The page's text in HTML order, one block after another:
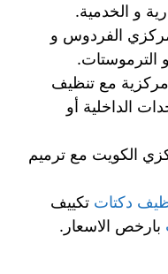
و الخدمية.
الفردوس و
الترموستات.
مع تنظيف
الداخلية أو
الكويت مع ترميم
دكتات تكييف
بارخص الاسعار.